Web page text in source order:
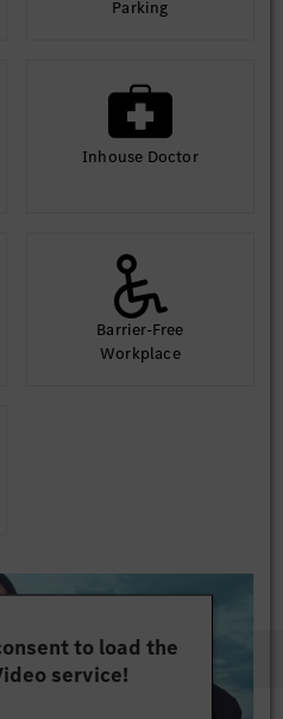
Parking
Inhouse Doctor
Barrier-Free
Workplace
to load the
service!